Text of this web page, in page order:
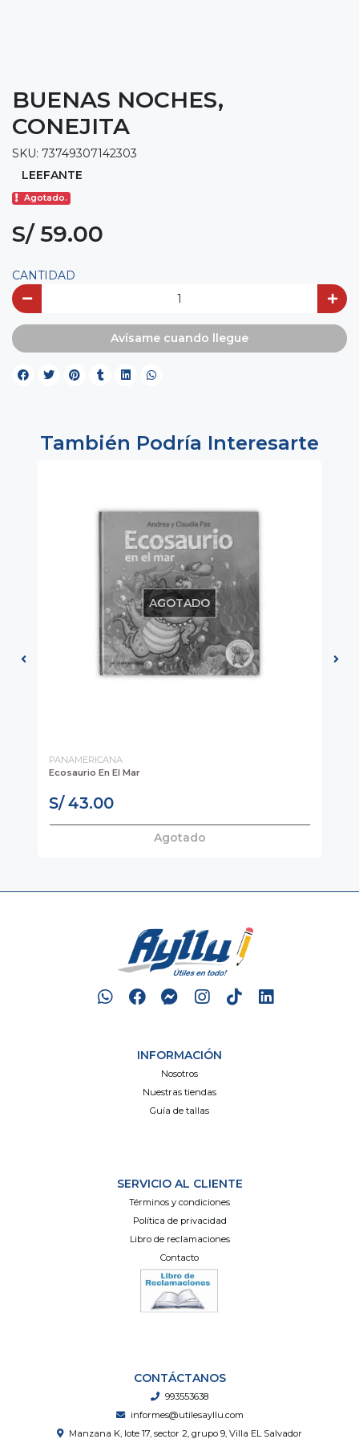
BUENAS NOCHES,
CONEJITA
SKU: 73749307142303
LEEFANTE
Agotado.
S/ 59.00
CANTIDAD
Avísame cuando llegue
También Podría Interesarte
AGOTADO
PANAMERICANA
Ecosaurio En El Mar
S/ 43.00
Agotado
INFORMACIÓN
Nosotros
Nuestras tiendas
Guía de tallas
SERVICIO AL CLIENTE
Términos y condiciones
Política de privacidad
Libro de reclamaciones
Contacto
CONTÁCTANOS
993553638
informes@utilesayllu.com
Manzana K, lote 17, sector 2, grupo 9, Villa EL Salvador